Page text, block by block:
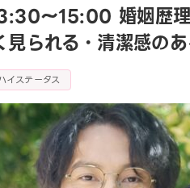
〜15:00 婚姻歴
られる・清潔感の
イステータス